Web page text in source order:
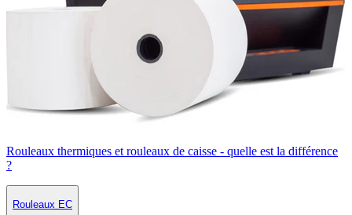
Rouleaux thermiques et rouleaux de caisse - quelle est la différence
?
Rouleaux EC